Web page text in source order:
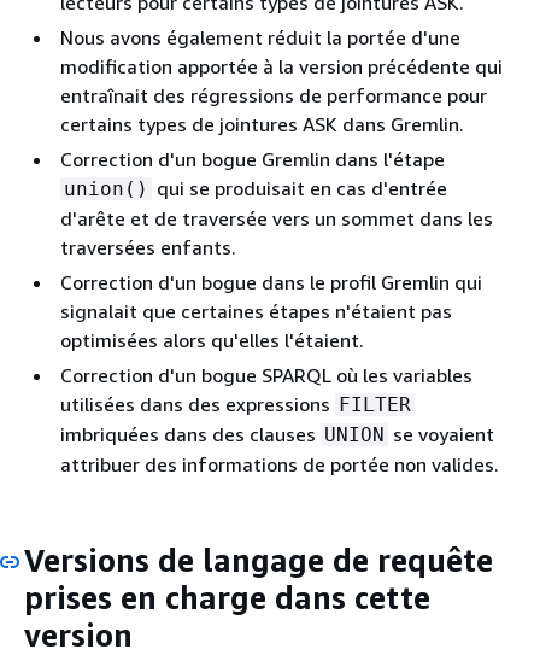
Nous avons également réduit la portée d'une
modification apportée à la version précédente qui
entraînait des régressions de performance pour
certains types de jointures ASK dans Gremlin.
Correction d'un bogue Gremlin dans l'étape
union() qui se produisait en cas d'entrée
d'arête et de traversée vers un sommet dans les
traversées enfants.
Correction d'un bogue dans le profil Gremlin qui
signalait que certaines étapes n'étaient pas
optimisées alors qu'elles l'étaient.
Correction d'un bogue SPARQL où les variables
utilisées dans des expressions FILTER
imbriquées dans des clauses UNION se voyaient
attribuer des informations de portée non valides.
Versions de langage de requête
prises en charge dans cette
version